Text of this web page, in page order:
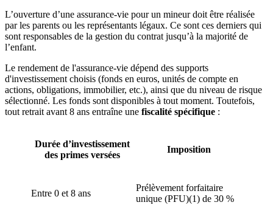
L’ouverture d’une assurance-vie pour un mineur doit être réalisée
par les parents ou les représentants légaux. Ce sont ces derniers qui
sont responsables de la gestion du contrat jusqu’à la majorité de
l’enfant.
Le rendement de l'assurance-vie dépend des supports
d'investissement choisis (fonds en euros, unités de compte en
actions, obligations, immobilier, etc.), ainsi que du niveau de risque
sélectionné. Les fonds sont disponibles à tout moment. Toutefois,
tout retrait avant 8 ans entraîne une fiscalité spécifique :
Durée d’investissement
des primes versées
Imposition
Entre 0 et 8 ans
Prélèvement forfaitaire
unique (PFU)(1) de 30 %